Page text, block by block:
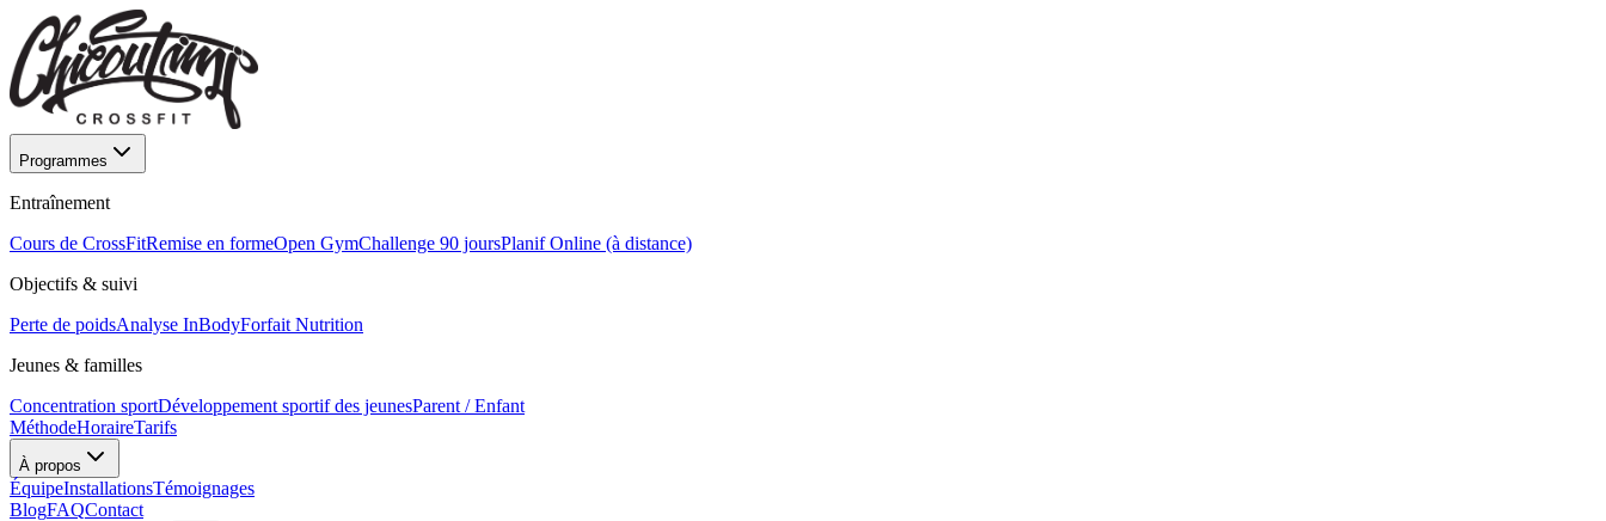
Programmes
Entraînement
Cours de CrossFitRemise en formeOpen GymChallenge 90 joursPlanif Online (à distance)
Objectifs & suivi
Perte de poidsAnalyse InBodyForfait Nutrition
Jeunes & familles
Concentration sportDéveloppement sportif des jeunesParent / Enfant
MéthodeHoraireTarifs
À propos
ÉquipeInstallationsTémoignages
BlogFAQContact